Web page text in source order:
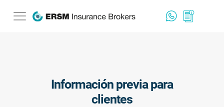
Información previa para
clientes